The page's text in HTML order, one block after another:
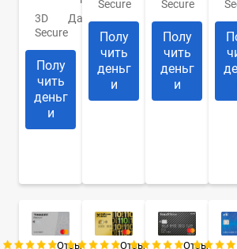
3D
Secure
Да
Полу
чить
деньг
и
Secure
Полу
чить
деньг
и
Secure
Полу
чить
деньг
и
Отзывы:
Отзывы:
Отзывы: